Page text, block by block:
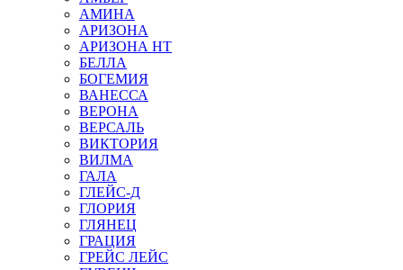
АМИНА
АРИЗОНА
АРИЗОНА НТ
БЕЛЛА
БОГЕМИЯ
ВАНЕССА
ВЕРОНА
ВЕРСАЛЬ
ВИКТОРИЯ
ВИЛМА
ГАЛА
ГЛЕЙС-Д
ГЛОРИЯ
ГЛЯНЕЦ
ГРАЦИЯ
ГРЕЙС ЛЕЙС